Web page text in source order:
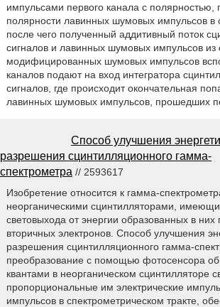
импульсами первого канала с полярностью,
полярности лавинных шумовых импульсов в
после чего полученный аддитивный поток
сигналов и лавинных шумовых импульсов из
модифицированных шумовых импульсов
каналов подают на вход интегратора
сигналов, где происходит окончательная
лавинных шумовых импульсов, прошедших
Способ улучшения
разрешения сцинтилляционного гамма-
спектрометра // 2593617
Изобретение относится к гамма-
неорганическими сцинтилляторами,
световыхода от энергии образованных в них
вторичных электронов. Способ улучшения
разрешения сцинтилляционного гамма-
преобразование с помощью фотосенсора
квантами в неорганическом сцинтилляторе
пропорциональные им электрические
импульсов в спектрометрическом тракте,